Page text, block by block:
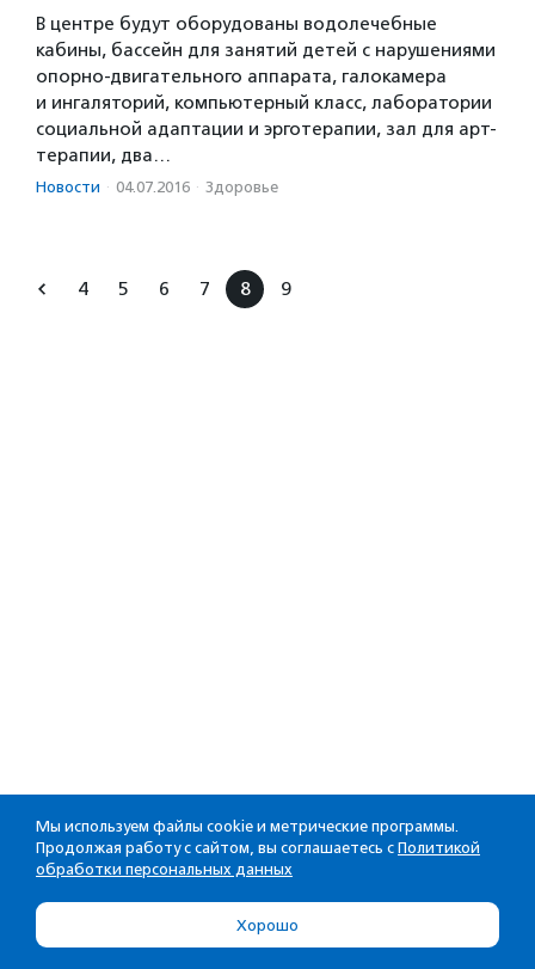
В центре будут оборудованы водолечебные
кабины, бассейн для занятий детей с нарушениями
опорно-двигательного аппарата, галокамера
и ингаляторий, компьютерный класс, лаборатории
социальной адаптации и эрготерапии, зал для арт-
терапии, два…
Новости · 04.07.2016 · Здоровье
4 5 6 7 8 9
Мы используем файлы cookie и метрические программы.
Продолжая работу с сайтом, вы соглашаетесь с Политикой
обработки персональных данных
Хорошо